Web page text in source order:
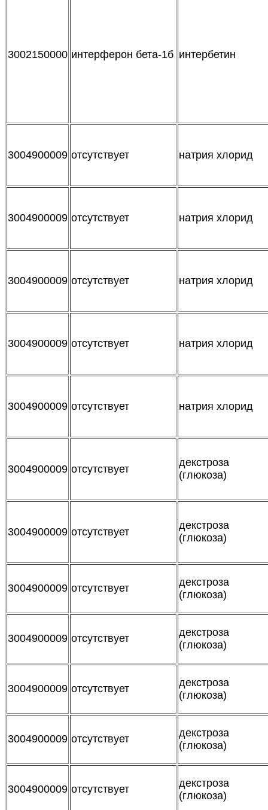
3002150000 интерферон бета-1б интербетин
3004900009 отсутствует натрия хлорид
3004900009 отсутствует натрия хлорид
3004900009 отсутствует натрия хлорид
3004900009 отсутствует натрия хлорид
3004900009 отсутствует натрия хлорид
3004900009 отсутствует
декстроза
(глюкоза)
3004900009 отсутствует
декстроза
(глюкоза)
3004900009 отсутствует
декстроза
(глюкоза)
3004900009 отсутствует
декстроза
(глюкоза)
3004900009 отсутствует
декстроза
(глюкоза)
3004900009 отсутствует
декстроза
(глюкоза)
3004900009 отсутствует
декстроза
(глюкоза)